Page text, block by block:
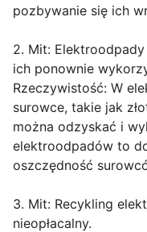
pozbywanie się ich
2. Mit:
ich ponownie
Rzeczywistość: W
surowce, takie jak
można odzyskać i
elektroodpadów to
oszczędność
3. Mit: Recykling
nieopłacalny.